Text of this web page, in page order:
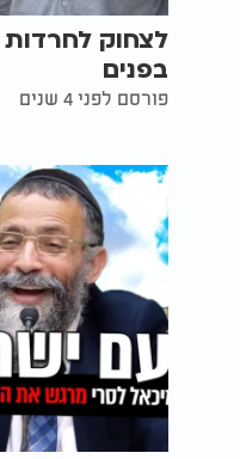
לצחוק לחרדות
בפנים
פורסם לפני 4 שנים